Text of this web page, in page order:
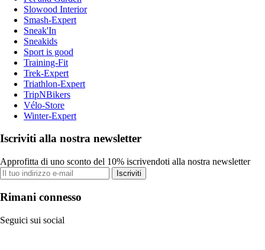
Slowood Interior
Smash-Expert
Sneak'In
Sneakids
Sport is good
Training-Fit
Trek-Expert
Triathlon-Expert
TripNBikers
Vélo-Store
Winter-Expert
Iscriviti alla nostra newsletter
Approfitta di uno sconto del 10% iscrivendoti alla nostra newsletter
Iscriviti
Rimani connesso
Seguici sui social